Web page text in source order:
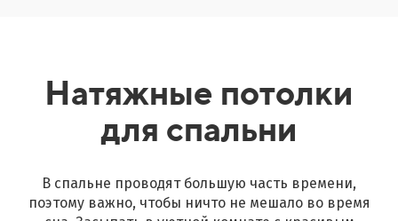
Натяжные потолки
для спальни
В спальне проводят большую часть времени,
поэтому важно, чтобы ничто не мешало во время